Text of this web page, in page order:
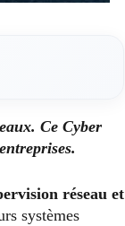
Ce Cyber
réseau et
systèmes